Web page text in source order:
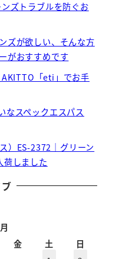
ズトラブルを防ぐお
ズが欲しい、そんな方
がおすすめです
「eti」でお手
なスペックエスパス
）ES-2372｜グリーン
荷しました
金 土
日